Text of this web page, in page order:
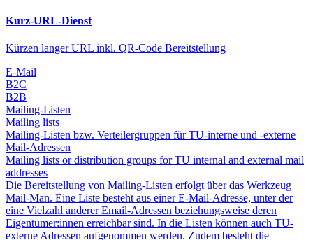
Kurz-URL-Dienst
Kürzen langer URL inkl. QR-Code Bereitstellung
E-Mail
B2C
B2B
Mailing-Listen
Mailing lists
Mailing-Listen bzw. Verteilergruppen für TU-interne und -externe
Mail-Adressen
Mailing lists or distribution groups for TU internal and external mail
addresses
Die Bereitstellung von Mailing-Listen erfolgt über das Werkzeug
Mail-Man. Eine Liste besteht aus einer E-Mail-Adresse, unter der
eine Vielzahl anderer Email-Adressen beziehungsweise deren
Eigentümer:innen erreichbar sind. In die Listen können auch TU-
externe Adressen aufgenommen werden. Zudem besteht die